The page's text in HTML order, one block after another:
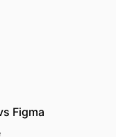
Figma